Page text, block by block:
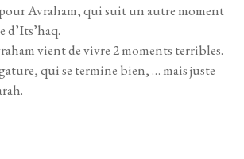
Avraham, qui suit un autre moment
vient de vivre 2 moments terribles.
qui se termine bien, … mais juste